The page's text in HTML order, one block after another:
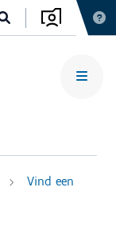
Vind een